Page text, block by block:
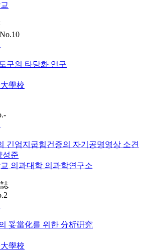
구의 타당화 연구
學校
긴엄지굽힘건증의 자기공명영상 소견
성준
의과대학 의과학연구소
妥當化를 위한 分析硏究
學校